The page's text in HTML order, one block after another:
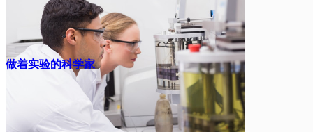
做着实验的科学家